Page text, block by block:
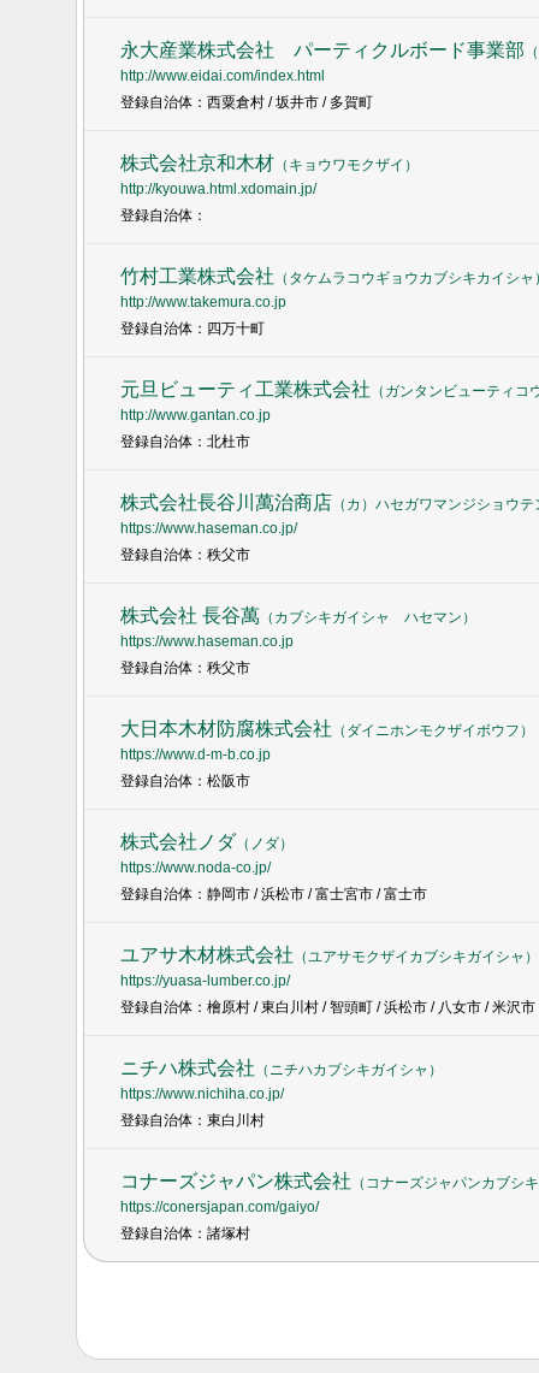
永大産業株式会社 パーティクルボード事業部 （
http://www.eidai.com/index.html
登録自治体：西粟倉村 / 坂井市 / 多賀町
株式会社京和木材 （ キョウワモクザイ ）
http://kyouwa.html.xdomain.jp/
登録自治体：
竹村工業株式会社 （ タケムラコウギョウカブシキカイシャ
http://www.takemura.co.jp
登録自治体：四万十町
元旦ビューティ工業株式会社 （ ガンタンビューティコ
http://www.gantan.co.jp
登録自治体：北杜市
株式会社長谷川萬治商店 （ カ）ハセガワマンジショウテ
https://www.haseman.co.jp/
登録自治体：秩父市
株式会社 長谷萬 （ カブシキガイシャ ハセマン ）
https://www.haseman.co.jp
登録自治体：秩父市
大日本木材防腐株式会社 （ ダイニホンモクザイボウフ ）
https://www.d-m-b.co.jp
登録自治体：松阪市
株式会社ノダ （ ノダ）
https://www.noda-co.jp/
登録自治体：静岡市 / 浜松市 / 富士宮市 / 富士市
ユアサ木材株式会社 （ユアサモクザイカブシキガイシャ ）
https://yuasa-lumber.co.jp/
登録自治体：檜原村 / 東白川村 / 智頭町 / 浜松市 / 八女市 / 米沢市
ニチハ株式会社 （ ニチハカブシキガイシャ ）
https://www.nichiha.co.jp/
登録自治体：東白川村
コナーズジャパン株式会社 （ コナーズジャパンカブシ
https://conersjapan.com/gaiyo/
登録自治体：諸塚村